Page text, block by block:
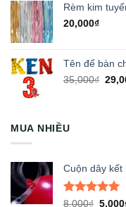
Rèm kim
20,000₫
Tên để bàn
35,000₫ Giá
MUA NHIỀU
Cuộn dây kết
Được xếp
8,000₫ Giá
5,000